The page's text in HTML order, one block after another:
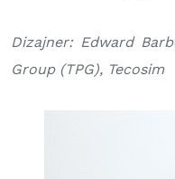
Dizajner: Edward
Group (TPG), Tecosim